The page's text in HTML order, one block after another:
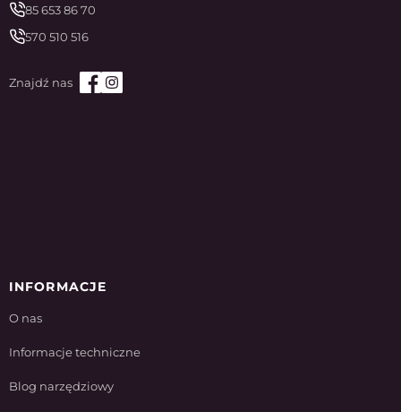
85 653 86 70
570 510 516
INFORMACJE
O nas
Informacje techniczne
Blog narzędziowy